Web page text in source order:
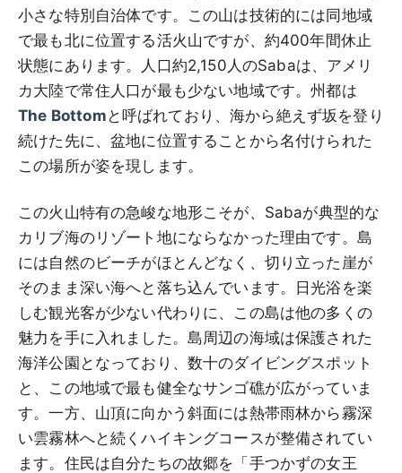
小さな特別自治体です。この山は技術的には同地域
で最も北に位置する活火山ですが、約400年間休止
状態にあります。人口約2,150人のSabaは、アメリ
カ大陸で常住人口が最も少ない地域です。州都は
The Bottom と呼ばれており、海から絶えず坂を登り
続けた先に、盆地に位置することから名付けられた
この場所が姿を現します。
この火山特有の急峻な地形こそが、Sabaが典型的な
カリブ海のリゾート地にならなかった理由です。島
には自然のビーチがほとんどなく、切り立った崖が
そのまま深い海へと落ち込んでいます。日光浴を楽
しむ観光客が少ない代わりに、この島は他の多くの
魅力を手に入れました。島周辺の海域は保護された
海洋公園となっており、数十のダイビングスポット
と、この地域で最も健全なサンゴ礁が広がっていま
す。一方、山頂に向かう斜面には熱帯雨林から霧深
い雲霧林へと続くハイキングコースが整備されてい
ます。住民は自分たちの故郷を「手つかずの女王